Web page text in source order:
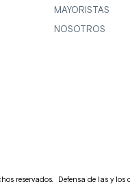
MAYORISTAS
NOSOTROS
reservados. Defensa de las y los